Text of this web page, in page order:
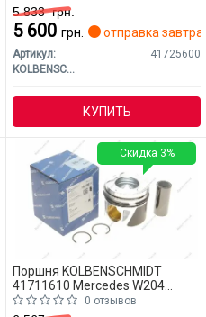
5 833грн.
5 600 грн. отправка завтра
Артикул:
41725600
KOLBENSCHMIDT
КУПИТЬ
Поршня KOLBENSCHMIDT
41711610 Mercedes W204
(CLASS-C)
0 отзывов
Скидка 3%